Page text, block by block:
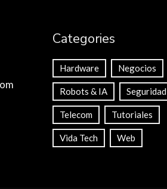
Categories
Hardware Negocios
Robots & IA Seguridad
Telecom Tutoriales
Vida Tech Web